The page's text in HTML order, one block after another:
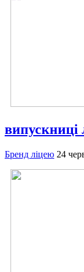
випускниці
Бренд ліцею 24